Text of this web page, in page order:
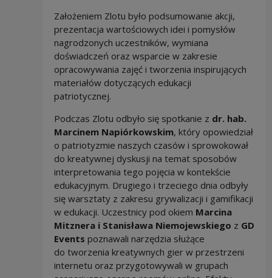
Założeniem Zlotu było podsumowanie akcji,
prezentacja wartościowych idei i pomysłów
nagrodzonych uczestników, wymiana
doświadczeń oraz wsparcie w zakresie
opracowywania zajęć i tworzenia inspirujących
materiałów dotyczących edukacji
patriotycznej.
Podczas Zlotu odbyło się spotkanie z dr. hab.
Marcinem Napiórkowskim, który opowiedział
o patriotyzmie naszych czasów i sprowokował
do kreatywnej dyskusji na temat sposobów
interpretowania tego pojęcia w kontekście
edukacyjnym. Drugiego i trzeciego dnia odbyły
się warsztaty z zakresu grywalizacji i gamifikacji
w edukacji. Uczestnicy pod okiem Marcina
Mitznera i Stanisława Niemojewskiego z GD
Events poznawali narzędzia służące
do tworzenia kreatywnych gier w przestrzeni
internetu oraz przygotowywali w grupach